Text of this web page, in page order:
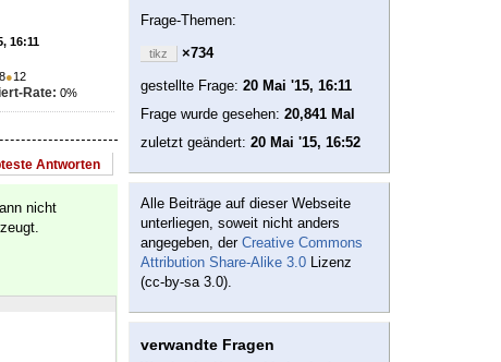
16:11
8●12
Rate: 0%
Antworten
nicht
Frage-Themen:
tikz
×734
gestellte Frage: 20 Mai '15, 16:11
Frage wurde gesehen: 20,841 Mal
zuletzt geändert: 20 Mai '15, 16:52
Alle Beiträge auf dieser Webseite
unterliegen, soweit nicht anders
angegeben, der Creative Commons
Attribution Share-Alike 3.0 Lizenz
(cc-by-sa 3.0).
verwandte Fragen